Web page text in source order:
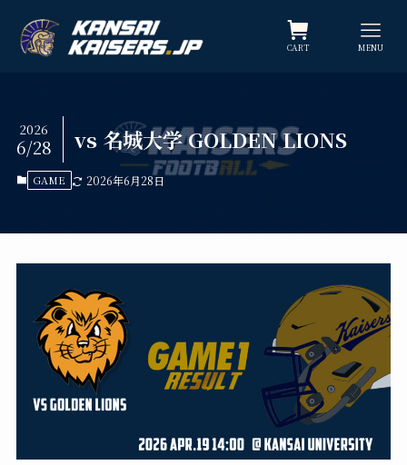
CART MENU
vs 名城大学 GOLDEN LIONS
2026
6/28
GAME 2026年6月28日